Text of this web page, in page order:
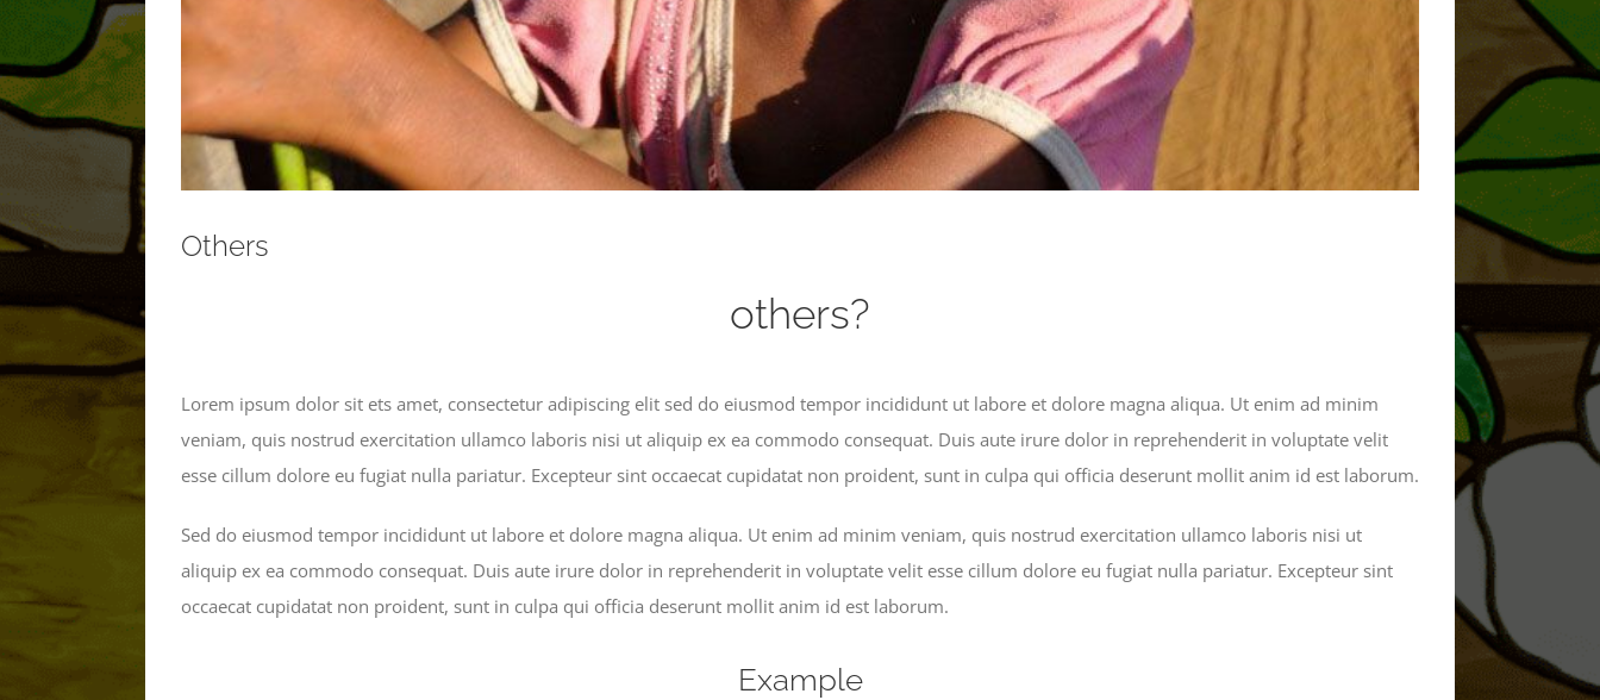
Others
others?
Lorem ipsum dolor sit ets amet, consectetur adipiscing elit sed do eiusmod tempor incididunt ut labore et dolore magna aliqua. Ut enim ad minim
veniam, quis nostrud exercitation ullamco laboris nisi ut aliquip ex ea commodo consequat. Duis aute irure dolor in reprehenderit in voluptate velit
esse cillum dolore eu fugiat nulla pariatur. Excepteur sint occaecat cupidatat non proident, sunt in culpa qui officia deserunt mollit anim id est laborum.
Sed do eiusmod tempor incididunt ut labore et dolore magna aliqua. Ut enim ad minim veniam, quis nostrud exercitation ullamco laboris nisi ut
aliquip ex ea commodo consequat. Duis aute irure dolor in reprehenderit in voluptate velit esse cillum dolore eu fugiat nulla pariatur. Excepteur sint
occaecat cupidatat non proident, sunt in culpa qui officia deserunt mollit anim id est laborum.
Example